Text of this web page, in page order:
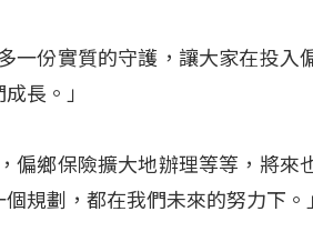
一份實質的守護，讓大家在投入
長。」
偏鄉保險擴大地辦理等等，將來
規劃，都在我們未來的努力下。